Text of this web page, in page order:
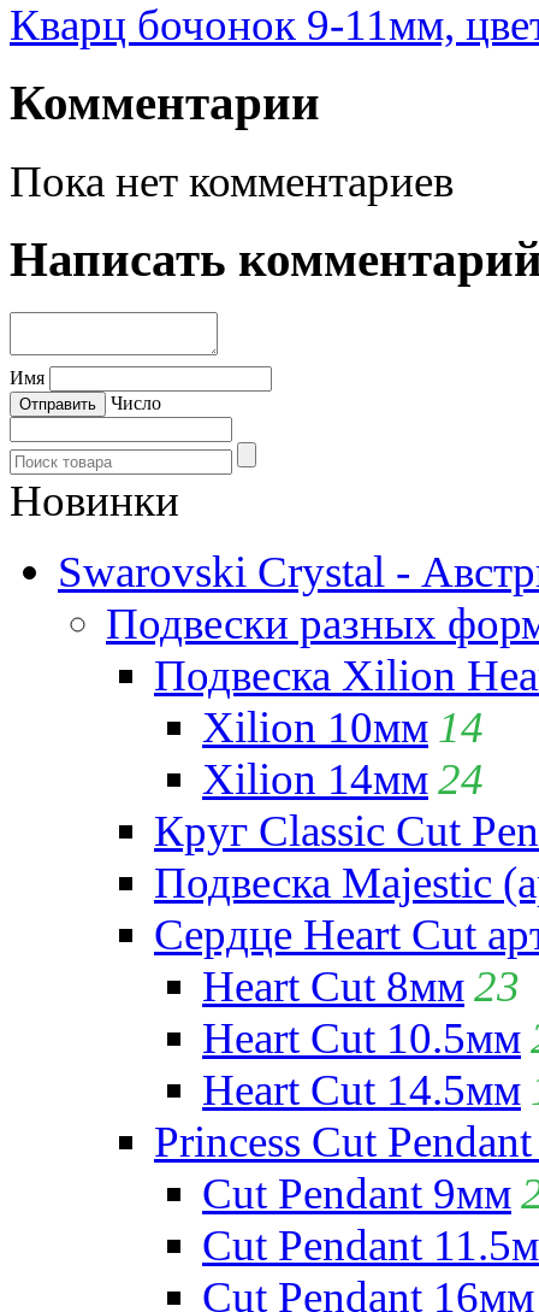
Кварц бочонок 9-11мм,
Комментарии
Пока нет комментариев
Написать
Имя
Число
Новинки
Swarovski Crystal -
Подвески разных
Подвеска Xilion
Xilion 10мм 14
Xilion 14мм24
Круг Classic Cut
Подвеска Majestic
Сердце Heart Cut
Heart Cut 8мм23
Heart Cut 10.5мм
Heart Cut 14.5мм
Princess Cut
Cut Pendant 9мм
Cut Pendant
Cut Pendant 16мм